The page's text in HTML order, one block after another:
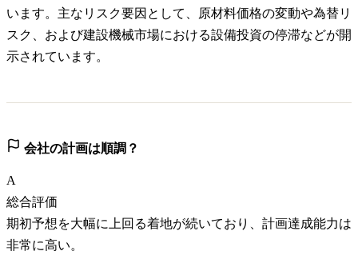
います。主なリスク要因として、原材料価格の変動や為替リ
スク、および建設機械市場における設備投資の停滞などが開
示されています。
会社の計画は順調？
A
総合評価
期初予想を大幅に上回る着地が続いており、計画達成能力は
非常に高い。